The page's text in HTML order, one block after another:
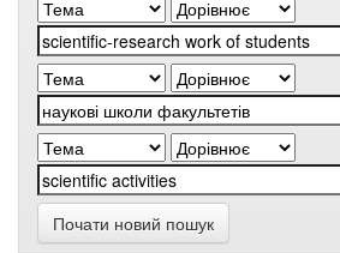
Почати новий пошук